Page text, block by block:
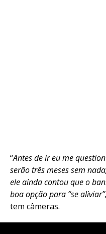
“Antes de ir eu me
serão três meses sem
ele ainda contou que o
boa opção para “se aliviar”,
tem câmeras.